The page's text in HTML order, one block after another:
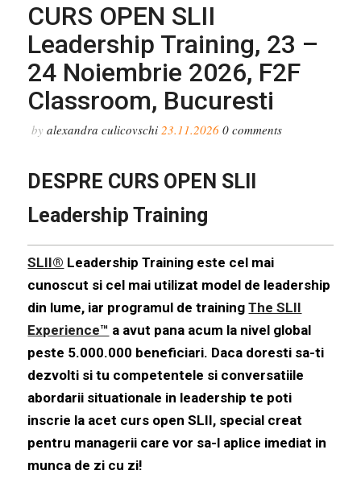
CURS OPEN SLII
Leadership Training, 23 –
24 Noiembrie 2026, F2F
Classroom, Bucuresti
byalexandra culicovschi23.11.2026 0comments
DESPRE CURS OPEN SLII
Leadership Training
SLII® Leadership Training este cel mai
cunoscut si cel mai utilizat model de leadership
din lume, iar programul de trainingThe SLII
Experience™ a avut pana acum la nivel global
peste 5.000.000 beneficiari. Daca doresti sa-ti
dezvolti si tu competentele si conversatiile
abordarii situationale in leadership te poti
inscrie la acet curs open SLII, special creat
pentru managerii care vor sa-l aplice imediat in
munca de zi cu zi!